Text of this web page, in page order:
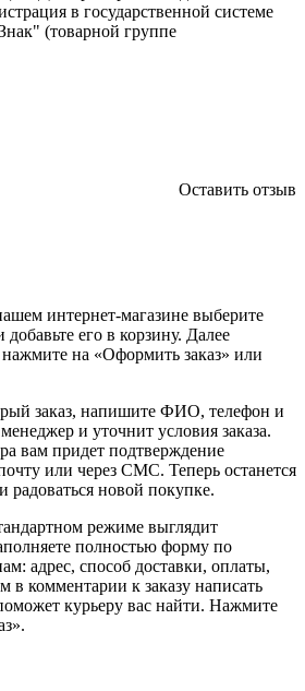
в государственной системе
(товарной группе
Оставить отзыв
интернет-магазине выберите
его в корзину. Далее
на «Оформить заказ» или
заказ, напишите ФИО, телефон и
и уточнит условия заказа.
вам придет подтверждение
или через СМС. Теперь останется
радоваться новой покупке.
режиме выглядит
полностью форму по
адрес, способ доставки, оплаты,
в комментарии к заказу написать
курьеру вас найти. Нажмите